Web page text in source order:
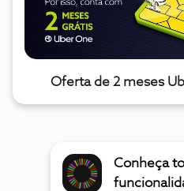
Oferta de 2 meses
Conheça